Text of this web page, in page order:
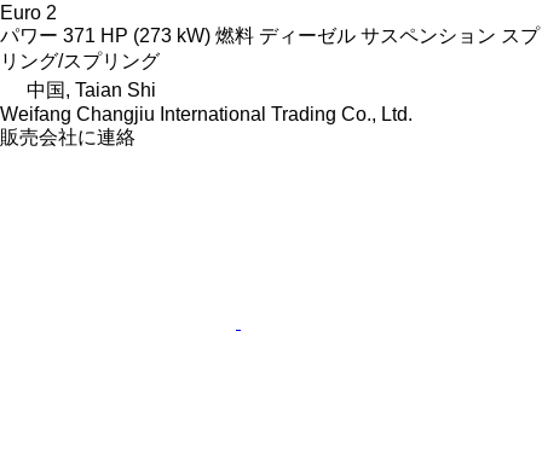
Euro 2
パワー 371 HP (273 kW) 燃料 ディーゼル サスペンション スプ
リング/スプリング
中国, Taian Shi
Weifang Changjiu International Trading Co., Ltd.
販売会社に連絡